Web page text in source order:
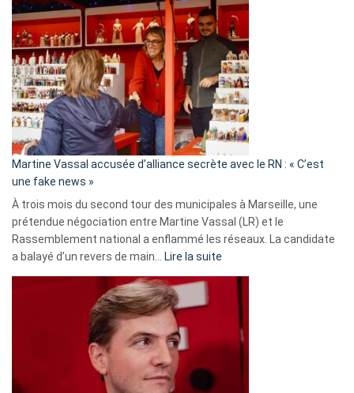
Algérie
Martine Vassal accusée d’alliance secrète avec le RN : « C’est
une fake news »
À trois mois du second tour des municipales à Marseille, une
prétendue négociation entre Martine Vassal (LR) et le
Rassemblement national a enflammé les réseaux. La candidate
a balayé d’un revers de main…
Lire la suite
d’alliance
secrète